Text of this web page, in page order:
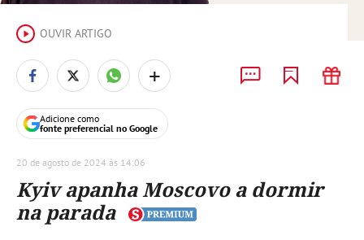
OUVIR ARTIGO
Adicione como
fonte preferencial no Google
+
20 de agosto de 2024 às 14:06
Kyiv apanha Moscovo a dormir
na parada